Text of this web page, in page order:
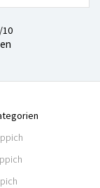
/10